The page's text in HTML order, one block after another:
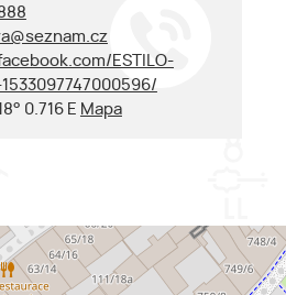
ESTILO-
0.716 E Mapa